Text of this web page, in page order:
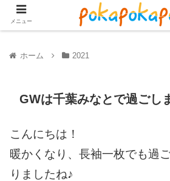
ホーム 2021
GWは千葉みなとで過ごし
こんにちは！
暖かくなり、長袖一枚でも過
りましたね♪
メニュー